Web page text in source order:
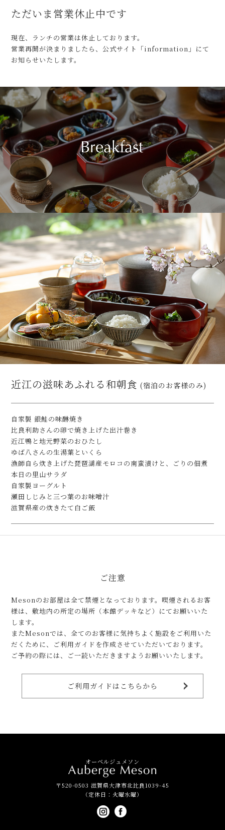
ただいま営業休止中です
現在、ランチの営業は休止しております。
営業再開が決まりましたら、公式サイト「information」にて
お知らせいたします。
近江の滋味あふれる和朝食 (宿泊のお客様のみ)
自家製 銀鮭の味醂焼き
比良利助さんの卵で焼き上げた出汁巻き
近江鴨と地元野菜のおひたし
ゆば八さんの生湯葉といくら
漁師自ら炊き上げた琵琶湖産モロコの南蛮漬けと、ごりの佃煮
本日の里山サラダ
自家製ヨーグルト
瀬田しじみと三つ葉のお味噌汁
滋賀県産の炊きたて白ご飯
ご注意
Mesonのお部屋は全て禁煙となっております。喫煙されるお客
様は、敷地内の所定の場所（本館デッキなど）にてお願いいた
します。
またMesonでは、全てのお客様に気持ちよく施設をご利用いた
だくために、ご利用ガイドを作成させていただいております。
ご予約の際には、ご一読いただきますようお願いいたします。
ご利用ガイドはこちらから
オーベルジュメソン
〒520-0503 滋賀県大津市北比良1039-45
（定休日：火曜水曜）